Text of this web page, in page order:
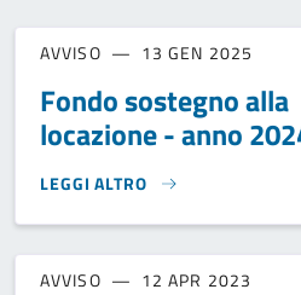
AVVISO 13 GEN 2025
Fondo sostegno alla
locazione - anno
LEGGI ALTRO
FONDO SOSTEGNO ALLA
AVVISO 12 APR 2023